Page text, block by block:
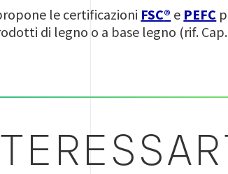
le certificazioni FSC® e PEFC
di legno o a base legno (rif.